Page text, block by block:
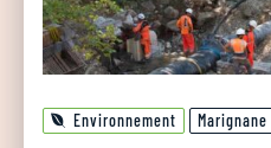
Environnement Marignane